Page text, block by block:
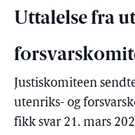
Uttalelse fra
Justiskomiteen
utenriks- og
fikk svar 21. mars